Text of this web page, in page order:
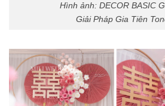
Hình ảnh: DECOR BASIC GIA
Giải Pháp Gia Tiên